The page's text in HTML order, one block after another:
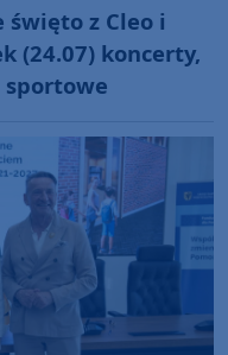
święto z Cleo i
(24.07) koncerty,
sportowe